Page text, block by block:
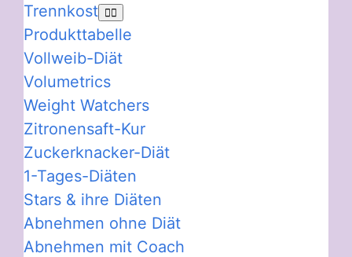
Trennkost
Produkttabelle
Vollweib-Diät
Volumetrics
Weight Watchers
Zitronensaft-Kur
Zuckerknacker-Diät
1-Tages-Diäten
Stars & ihre Diäten
Abnehmen ohne Diät
Abnehmen mit Coach